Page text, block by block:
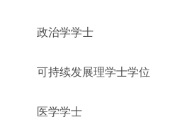
政治学学士
可持续发展理学士学位
医学学士